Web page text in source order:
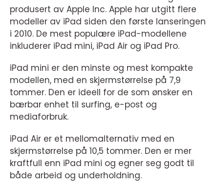
produsert av Apple Inc. Apple har utgitt flere
modeller av iPad siden den første lanseringen
i 2010. De mest populære iPad-modellene
inkluderer iPad mini, iPad Air og iPad Pro.
iPad mini er den minste og mest kompakte
modellen, med en skjermstørrelse på 7,9
tommer. Den er ideell for de som ønsker en
bærbar enhet til surfing, e-post og
mediaforbruk.
iPad Air er et mellomalternativ med en
skjermstørrelse på 10,5 tommer. Den er mer
kraftfull enn iPad mini og egner seg godt til
både arbeid og underholdning.